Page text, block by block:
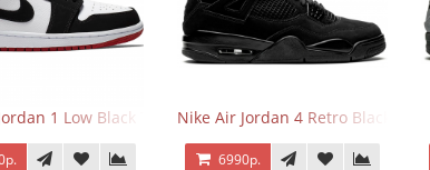
1 Low Black Toe Nike Air Jordan 4 Retro Black Cat
6990р.